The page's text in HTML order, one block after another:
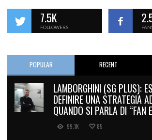
7.5K
FOLLOWERS
POPULAR RECENT
LAMBORGHINI (SG PLUS):
DEFINIRE UNA STRATEGIA
QUANDO SI PARLA DI “FAN
99.1K 85